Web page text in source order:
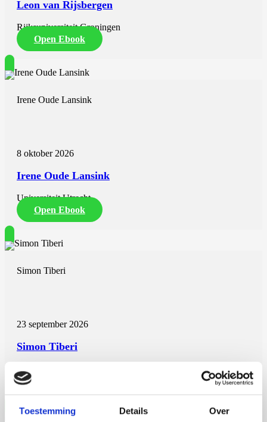
Toestemming Details Over
Leon van Rijsbergen
Rijksuniversiteit Groningen
Open Ebook
Irene Oude Lansink
8 oktober 2026
Irene Oude Lansink
Universiteit Utrecht
Open Ebook
Simon Tiberi
23 september 2026
Simon Tiberi
Rijksuniversiteit Groningen